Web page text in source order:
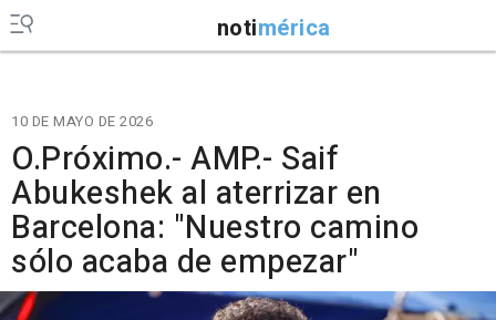
notimérica
10 DE MAYO DE 2026
O.Próximo.- AMP.- Saif
Abukeshek al aterrizar en
Barcelona: "Nuestro camino
sólo acaba de empezar"